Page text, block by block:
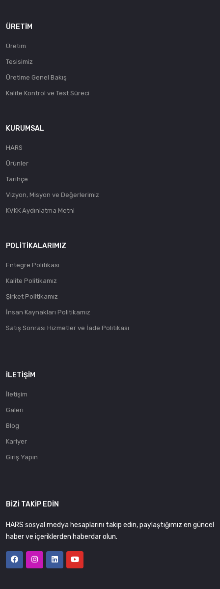
ÜRETIM
Üretim
Tesisimiz
Üretime Genel Bakış
Kalite Kontrol ve Test Süreci
KURUMSAL
HARS
Ürünler
Tarihçe
Vizyon, Misyon ve Değerlerimiz
KVKK Aydınlatma Metni
POLITIKALARIMIZ
Entegre Politikası
Kalite Politikamız
Şirket Politikamız
İnsan Kaynakları Politikamız
Satış Sonrası Hizmetler ve İade Politikası
İLETIŞIM
İletişim
Galeri
Blog
Kariyer
Giriş Yapın
BIZI TAKIP EDIN
HARS sosyal medya hesaplarını takip edin, paylaştığımız en güncel
haber ve içeriklerden haberdar olun.